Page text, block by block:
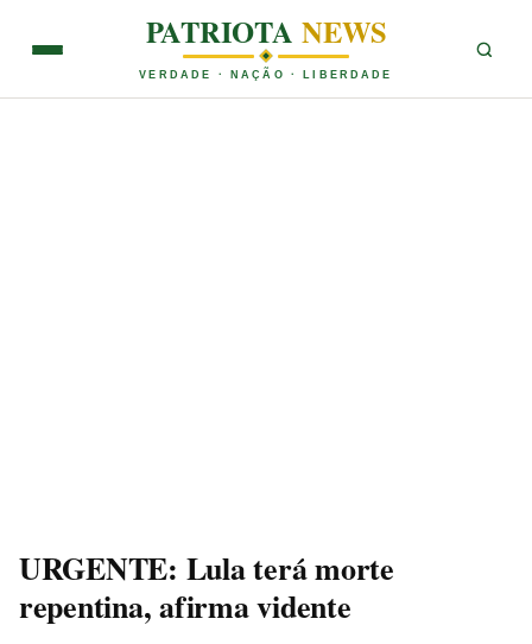
PATRIOTANEWS
VERDADE · NAÇÃO · LIBERDADE
URGENTE: Lula terá morte
repentina, afirma vidente